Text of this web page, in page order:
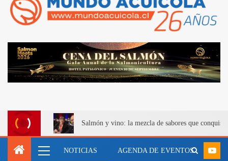
Salmón y vino: la mezcla de sabores que
NOTICIAS AGENDA DE EVENTOS